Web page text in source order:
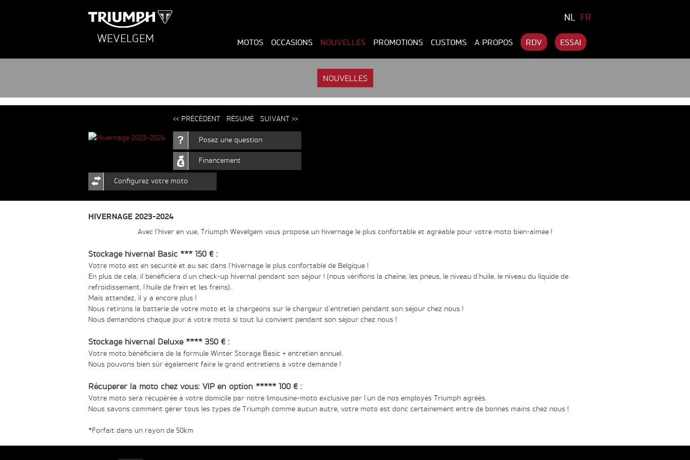
NL FR
MOTOS OCCASIONS NOUVELLES PROMOTIONS CUSTOMS A PROPOS RDV ESSAI
WEVELGEM
NOUVELLES
<< PRÉCÉDENT RÉSUMÉ SUIVANT >>
Posez une question
Financement
Configurez votre moto
HIVERNAGE 2023-2024
Avec l’hiver en vue, Triumph Wevelgem vous propose un hivernage le plus confortable et agréable pour votre moto bien-aimée !
Stockage hivernal Basic *** 150 € :
Votre moto est en sécurité et au sec dans l’hivernage le plus confortable de Belgique !
En plus de cela, il bénéficiera d'un check-up hivernal pendant son séjour ! (nous vérifions la chaîne, les pneus, le niveau d'huile, le niveau du liquide de
refroidissement, l'huile de frein et les freins).
Mais attendez, il y a encore plus !
Nous retirons la batterie de votre moto et la chargeons sur le chargeur d'entretien pendant son séjour chez nous !
Nous demandons chaque jour à votre moto si tout lui convient pendant son séjour chez nous !
Stockage hivernal Deluxe **** 350 € :
Votre moto bénéficiera de la formule Winter Storage Basic + entretien annuel.
Nous pouvons bien sûr également faire le grand entretiens à votre demande !
Récuperer la moto chez vous: VIP en option ***** 100 € :
Votre moto sera récupérée à votre domicile par notre limousine-moto exclusive par l'un de nos employés Triumph agréés.
Nous savons comment gérer tous les types de Triumph comme aucun autre, votre moto est donc certainement entre de bonnes mains chez nous !
*Forfait dans un rayon de 50km